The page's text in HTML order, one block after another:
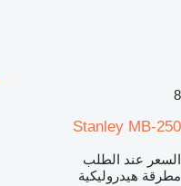
8
Stanley MB-250
السعر عند الطلب
مطرقة هيدروليكية